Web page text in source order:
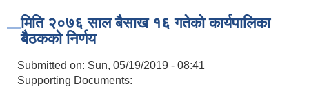
मिति २०७६ साल बैसाख १६ गतेको कार्यपालिका
बैठकको निर्णय
Submitted on: Sun, 05/19/2019 - 08:41
Supporting Documents: